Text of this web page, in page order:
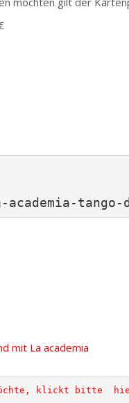
tango-
mit La academia
klickt bitte